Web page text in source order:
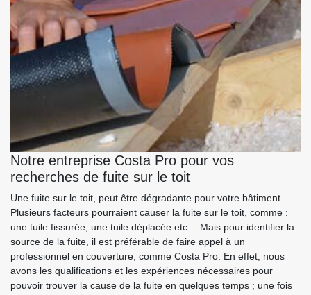
Notre entreprise Costa Pro pour vos
recherches de fuite sur le toit
Une fuite sur le toit, peut être dégradante pour votre bâtiment.
Plusieurs facteurs pourraient causer la fuite sur le toit, comme :
une tuile fissurée, une tuile déplacée etc… Mais pour identifier la
source de la fuite, il est préférable de faire appel à un
professionnel en couverture, comme Costa Pro. En effet, nous
avons les qualifications et les expériences nécessaires pour
pouvoir trouver la cause de la fuite en quelques temps ; une fois